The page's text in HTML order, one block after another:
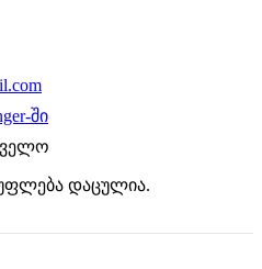
ში
უფლება დაცულია.